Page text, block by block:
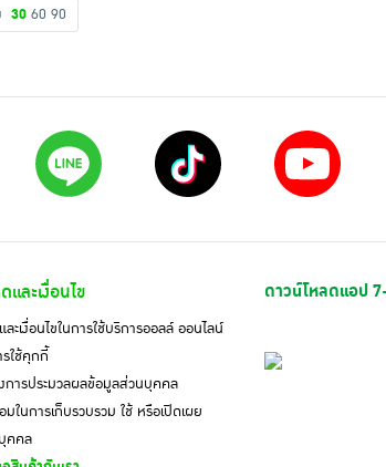
30 60 90
ละเงื่อนไข
ะเงื่อนไขในการใช้บริการออลล์ ออนไลน์
ใช้คุกกี้
การประมวลผลข้อมูลส่วนบุคคล
ในการเก็บรวบรวม ใช้ หรือเปิดเผย
คคล
ดาวน์โหลดแอป